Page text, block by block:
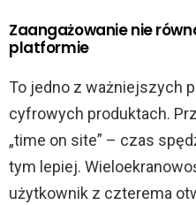
Zaangażowanie nie
platformie
To jedno z ważniejszych
cyfrowych produktach.
„time on site” – czas
tym lepiej.
użytkownik z czterema